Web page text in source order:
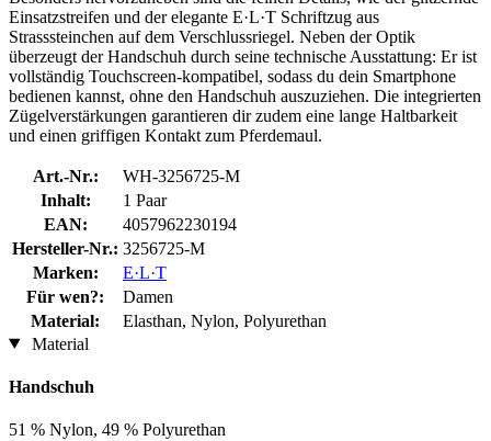
Einsatzstreifen und der elegante E·L·T Schriftzug aus
Strasssteinchen auf dem Verschlussriegel. Neben der Optik
überzeugt der Handschuh durch seine technische Ausstattung: Er ist
vollständig Touchscreen-kompatibel, sodass du dein Smartphone
bedienen kannst, ohne den Handschuh auszuziehen. Die integrierten
Zügelverstärkungen garantieren dir zudem eine lange Haltbarkeit
und einen griffigen Kontakt zum Pferdemaul.
Art.-Nr.:
WH-3256725-M
Inhalt:
1 Paar
EAN:
4057962230194
Hersteller-Nr.: 3256725-M
Marken:
E·L·T
Für wen?:
Damen
Material:
Elasthan, Nylon, Polyurethan
Material
Handschuh
51 % Nylon, 49 % Polyurethan